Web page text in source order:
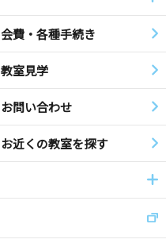
会費・各種手続き
教室見学
お問い合わせ
お近くの教室を探す